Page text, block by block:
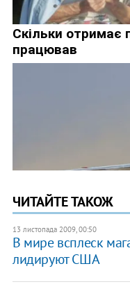
ЧИТАЙТЕ ТАКОЖ
13 листопада 2009, 00:50
В мире всплеск
лидируют США